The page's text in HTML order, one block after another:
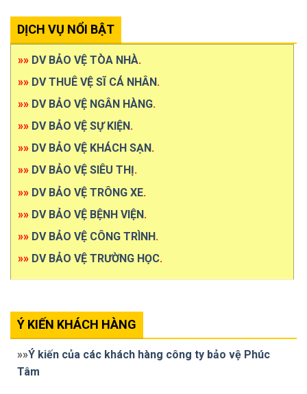
DỊCH VỤ NỔI BẬT
»» DV BẢO VỆ TÒA NHÀ.
»» DV THUÊ VỆ SĨ CÁ NHÂN.
»» DV BẢO VỆ NGÂN HÀNG.
»» DV BẢO VỆ SỰ KIỆN.
»» DV BẢO VỆ KHÁCH SẠN .
»» DV BẢO VỆ SIÊU THỊ.
»» DV BẢO VỆ TRÔNG XE.
»» DV BẢO VỆ BỆNH VIỆN.
»» DV BẢO VỆ CÔNG TRÌNH.
»» DV BẢO VỆ TRƯỜNG HỌC.
Ý KIẾN KHÁCH HÀNG
»»Ý kiến của các khách hàng công ty bảo vệ Phúc
Tâm